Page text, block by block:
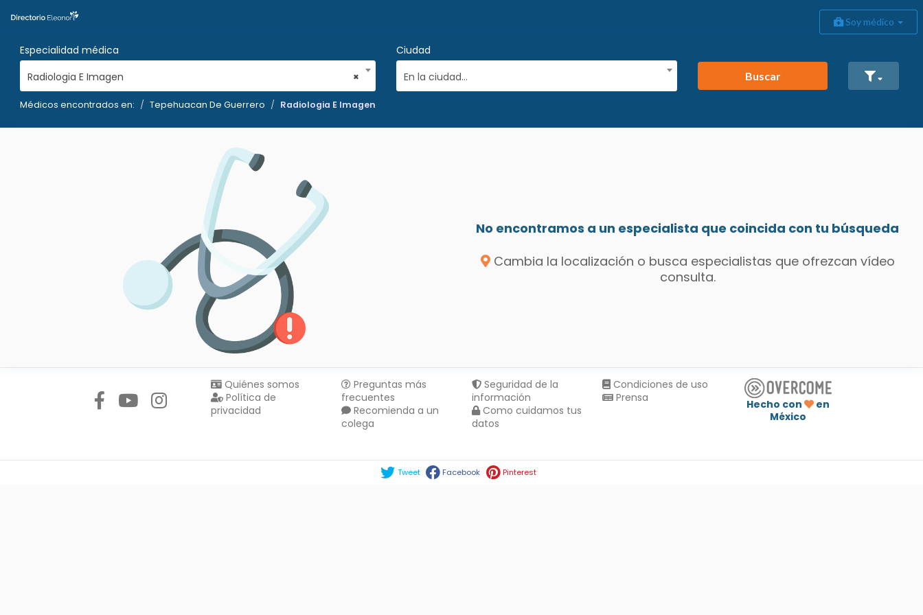
Soy médico
Especialidad médica
×
Radiologia E Imagen
Ciudad
En la ciudad...
Buscar
Médicos encontrados en: Tepehuacan De Guerrero Radiologia E Imagen
No encontramos a un especialista que coincida con tu búsqueda
Cambia la localización o busca especialistas que ofrezcan vídeo
consulta.
Quiénes somos
Política de
privacidad
Preguntas más
frecuentes
Recomienda a un
colega
Seguridad de la
información
Como cuidamos tus
datos
Condiciones de uso
Prensa
Hecho con
en
México
Tweet Facebook Pinterest